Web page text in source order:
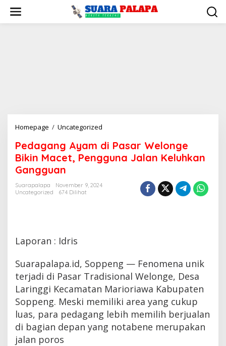
konten
Homepage / Uncategorized
di
Pasar
Macet,
Pedagang Ayam di Pasar Welonge
Bikin Macet, Pengguna Jalan Keluhkan
Gangguan
Suarapalapa
November 9, 2024
Uncategorized
674 Dilihat
Laporan : Idris
Suarapalapa.id, Soppeng — Fenomena unik
terjadi di Pasar Tradisional Welonge, Desa
Laringgi Kecamatan Marioriawa Kabupaten
Soppeng. Meski memiliki area yang cukup
luas, para pedagang lebih memilih berjualan
di bagian depan yang notabene merupakan
jalan poros